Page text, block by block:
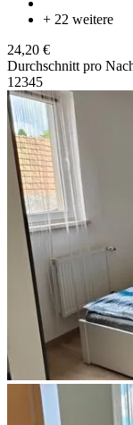
+ 22 weitere
24,20 €
Durchschnitt pro
1 2345